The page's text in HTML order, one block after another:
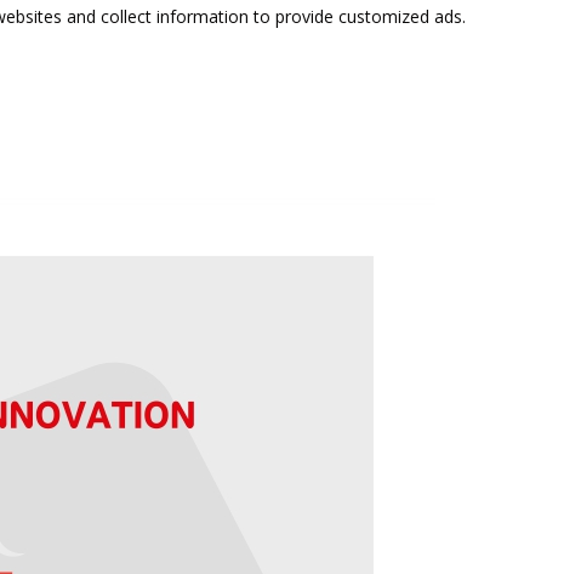
and collect information to provide customized ads.